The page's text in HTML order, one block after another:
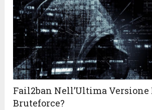
Fail2ban Nell’Ultima Versione
Bruteforce?